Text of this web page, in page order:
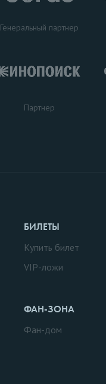
Генеральный партнер
Партнер
БИЛЕТЫ
Купить билет
VIP-ложи
ФАН-ЗОНА
Фан-дом